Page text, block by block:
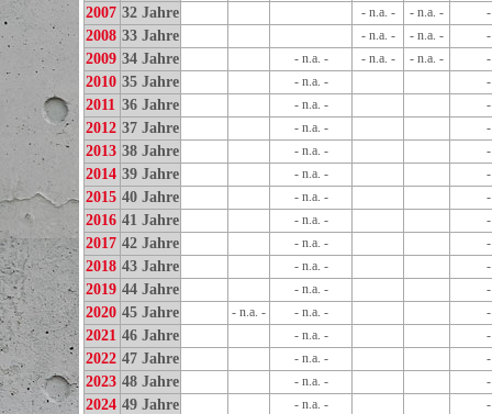
2007 32 Jahre - n.a. - - n.a. - -
2008 33 Jahre - n.a. - - n.a. - -
2009 34 Jahre - n.a. - - n.a. - - n.a. - -
2010 35 Jahre - n.a. - -
2011 36 Jahre - n.a. - -
2012 37 Jahre - n.a. - -
2013 38 Jahre - n.a. - -
2014 39 Jahre - n.a. - -
2015 40 Jahre - n.a. - -
2016 41 Jahre - n.a. - -
2017 42 Jahre - n.a. - -
2018 43 Jahre - n.a. - -
2019 44 Jahre - n.a. - -
2020 45 Jahre - n.a. - - n.a. - -
2021 46 Jahre - n.a. - -
2022 47 Jahre - n.a. - -
2023 48 Jahre - n.a. - -
2024 49 Jahre - n.a. - -